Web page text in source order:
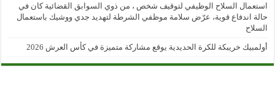
استعمال السلاح الوظيفي لتوقيف شخص ، من ذوي السوابق القضائية كان في
حالة اندفاع قوية، عرّض سلامة موظفي الشرطة لتهديد جدي ووشيك باستعمال
السلاح
أولمبيك خريبكة للكرة الحديدية يوقع مشاركة متميزة في كأس العرش 2026